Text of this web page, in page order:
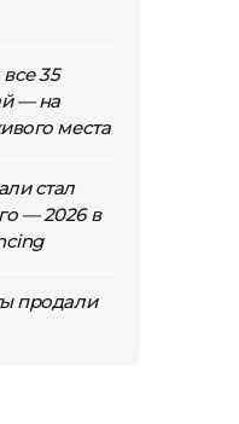
35
— на
места
стал
— 2026 в
продали